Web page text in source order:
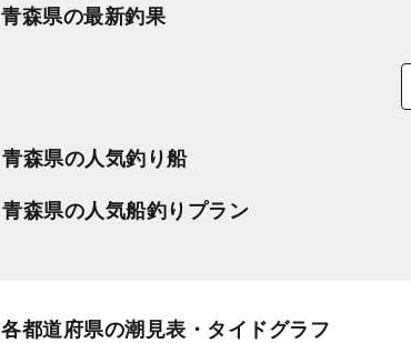
青森県の最新釣果
青森県の人気釣り船
青森県の人気船釣りプラン
各都道府県の潮見表・タイドグラフ